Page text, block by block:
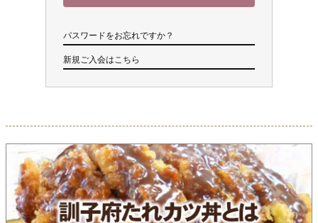
パスワードをお忘れですか？
新規ご入会はこちら